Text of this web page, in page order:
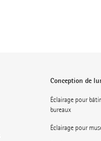
Conception de
Éclairage pour
bureaux
Éclairage pour